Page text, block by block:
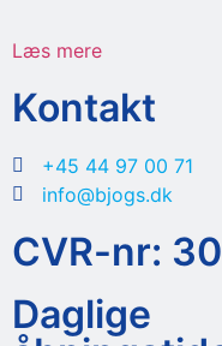
Læs mere
Kontakt
+45 44 97 00 71
info@bjogs.dk
CVR-nr:
Daglige